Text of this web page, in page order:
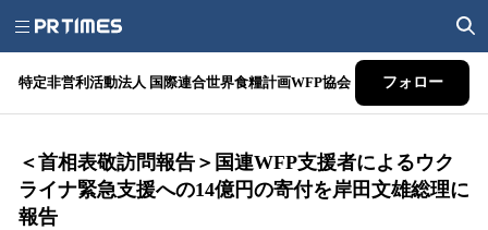
特定非営利活動法人 国際連合世界食糧計画WFP協会 フォロー
＜首相表敬訪問報告＞国連WFP支援者によるウク
ライナ緊急支援への14億円の寄付を岸田文雄総理に
報告